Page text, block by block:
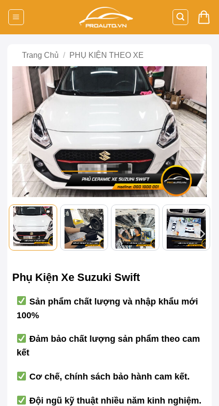
Trang Chủ / PHỤ KIỆN THEO XE
Phụ Kiện Xe Suzuki Swift
Sản phẩm chất lượng và nhập khẩu mới
100%
Đảm bảo chất lượng sản phẩm theo cam
kết
Cơ chế, chính sách bảo hành cam kết.
Đội ngũ kỹ thuật nhiều năm kinh nghiệm.